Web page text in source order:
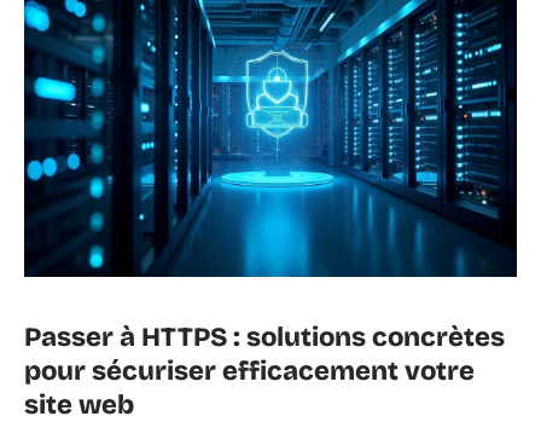
Passer à HTTPS : solutions concrètes
pour sécuriser efficacement votre
site web